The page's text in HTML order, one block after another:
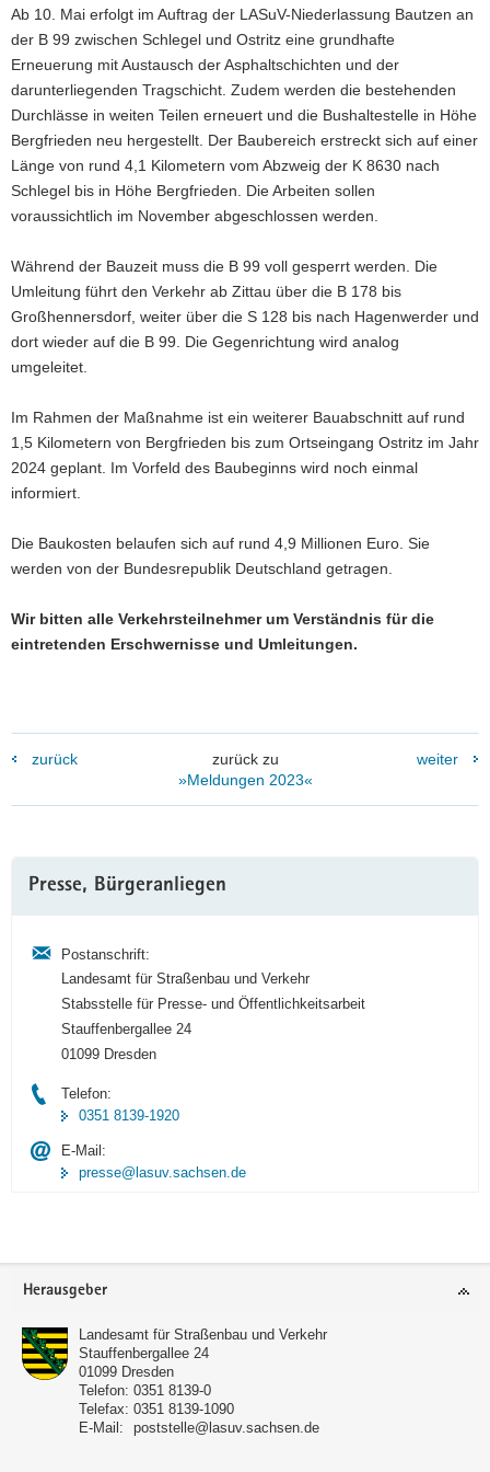
a
v
i
g
a
t
i
o
n
Ab 10. Mai erfolgt im Auftrag der LASuV-Niederlassung Bautzen an
der B 99 zwischen Schlegel und Ostritz eine grundhafte
Erneuerung mit Austausch der Asphaltschichten und der
darunterliegenden Tragschicht. Zudem werden die bestehenden
Durchlässe in weiten Teilen erneuert und die Bushaltestelle in Höhe
Bergfrieden neu hergestellt. Der Baubereich erstreckt sich auf einer
Länge von rund 4,1 Kilometern vom Abzweig der K 8630 nach
Schlegel bis in Höhe Bergfrieden. Die Arbeiten sollen
voraussichtlich im November abgeschlossen werden.
Während der Bauzeit muss die B 99 voll gesperrt werden. Die
Umleitung führt den Verkehr ab Zittau über die B 178 bis
Großhennersdorf, weiter über die S 128 bis nach Hagenwerder und
dort wieder auf die B 99. Die Gegenrichtung wird analog
umgeleitet.
Im Rahmen der Maßnahme ist ein weiterer Bauabschnitt auf rund
1,5 Kilometern von Bergfrieden bis zum Ortseingang Ostritz im Jahr
2024 geplant. Im Vorfeld des Baubeginns wird noch einmal
informiert.
Die Baukosten belaufen sich auf rund 4,9 Millionen Euro. Sie
werden von der Bundesrepublik Deutschland getragen.
Wir bitten alle Verkehrsteilnehmer um Verständnis für die
eintretenden Erschwernisse und Umleitungen.
zurück
zurück zu
»Meldungen 2023«
weiter
Information
Presse, Bürgeranliegen
Postanschrift:
Landesamt für Straßenbau und Verkehr
Stabsstelle für Presse- und Öffentlichkeitsarbeit
Stauffenbergallee 24
01099 Dresden
Telefon:
0351 8139-1920
E-Mail:
presse@lasuv.sachsen.de
Footer-
Herausgeber
Landesamt für Straßenbau und Verkehr
Stauffenbergallee 24
01099 Dresden
Telefon: 0351 8139-0
Telefax: 0351 8139-1090
E-Mail:
poststelle@lasuv.sachsen.de